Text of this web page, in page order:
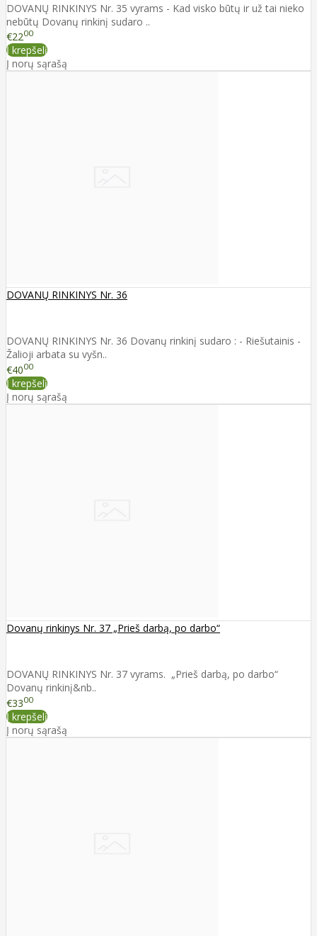
DOVANŲ RINKINYS Nr. 35 vyrams - Kad visko būtų ir už tai nieko
nebūtų Dovanų rinkinį sudaro ..
€2200
Į krepšelį
Į norų sąrašą
DOVANŲ RINKINYS Nr. 36
DOVANŲ RINKINYS Nr. 36 Dovanų rinkinį sudaro : - Riešutainis -
Žalioji arbata su vyšn..
€4000
Į krepšelį
Į norų sąrašą
Dovanų rinkinys Nr. 37 „Prieš darbą, po darbo“
DOVANŲ RINKINYS Nr. 37 vyrams. „Prieš darbą, po darbo“
Dovanų rinkinį&nb..
€3300
Į krepšelį
Į norų sąrašą